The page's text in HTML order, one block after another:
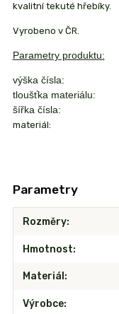
kvalitní tekuté hřebíky.
Vyrobeno v ČR.
Parametry produktu:
výška čísla:
tloušťka materiálu:
šířka čísla:
materiál:
Parametry
Rozměry
Hmotnost
Materiál
Výrobce